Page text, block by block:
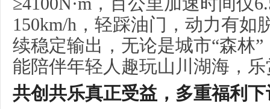
150km/h，轻踩油门，动力有如
续稳定输出，无论是城市“森林
能陪伴年轻人趣玩山川湖海，
共创共乐真正受益，多重福利